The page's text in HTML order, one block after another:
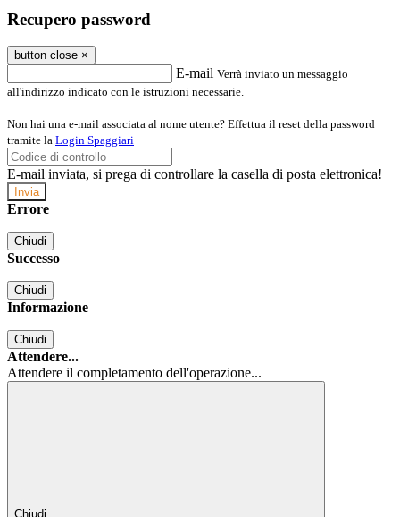
Recupero password
button close ×
E-mail Verrà inviato un messaggio
all'indirizzo indicato con le istruzioni necessarie.
Non hai una e-mail associata al nome utente? Effettua il reset della password
tramite la Login Spaggiari
E-mail inviata, si prega di controllare la casella di posta elettronica!
Errore
Chiudi
Successo
Chiudi
Informazione
Chiudi
Attendere...
Attendere il completamento dell'operazione...
Chiudi